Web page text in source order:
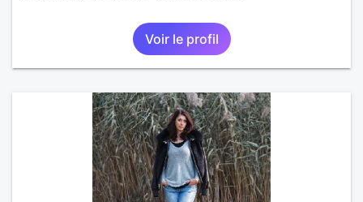
Voir le profil